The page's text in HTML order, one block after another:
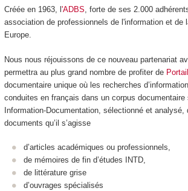
Créée en 1963, l 'ADBS, forte de ses 2.000
association de professionnels de l'information et de
Europe.
Nous nous réjouissons de ce nouveau partenariat
permettra au plus grand nombre de profiter de
documentaire unique où les recherches
conduites en français dans un corpus documentaire
Information-Documentation, sélectionné et analysé,
documents qu’il s’agisse
d’articles académiques ou professionnels,
de mémoires de fin d’études INTD,
de littérature grise
d’ouvrages spécialisés